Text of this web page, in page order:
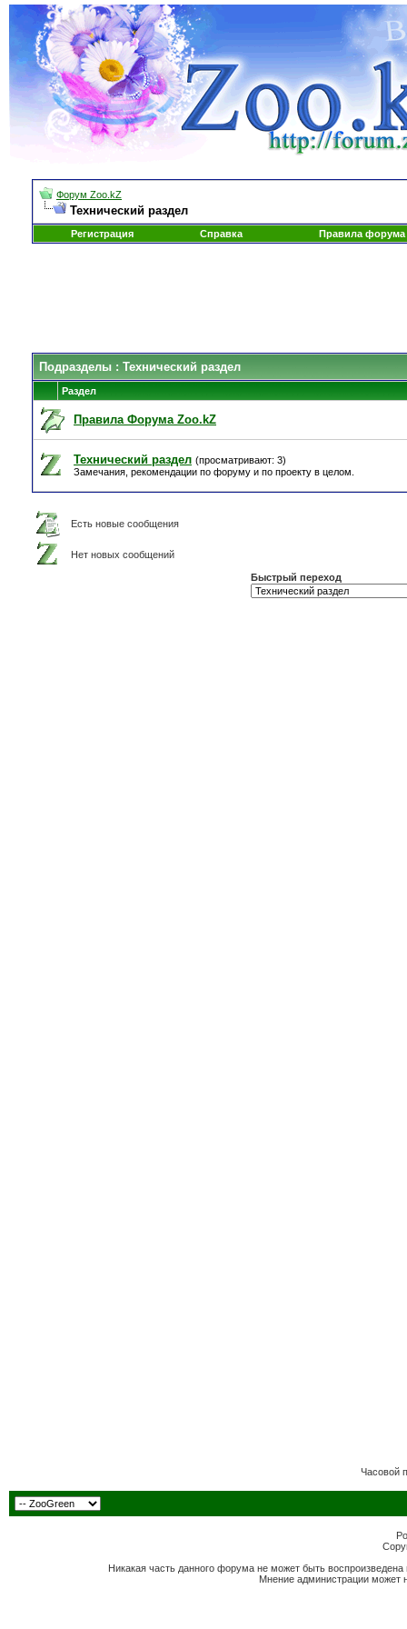
Форум Zoo.kZ
Технический раздел
Регистрация Справка Правила форума
Подразделы : Технический раздел
Раздел
Правила Форума Zoo.kZ
Технический раздел (просматривают: 3)
Замечания, рекомендации по форуму и по проекту в целом.
Есть новые сообщения
Нет новых сообщений
Быстрый переход
Часовой
Никакая часть данного форума не может быть
Мнение администрации может